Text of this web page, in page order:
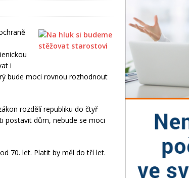
i
bude moci rovnou rozhodnout
rozdělí republiku do čtyř
postavit dům, nebude se moci
70. let. Platit by měl do tří let.